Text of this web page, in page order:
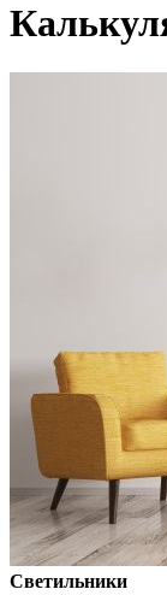
Светильники